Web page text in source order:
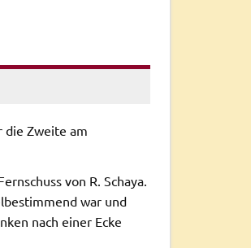
die Zweite am
von R. Schaya.
war und
nach einer Ecke